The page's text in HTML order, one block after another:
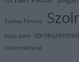
Szalay Ferenc
tisza part
önkormányzat